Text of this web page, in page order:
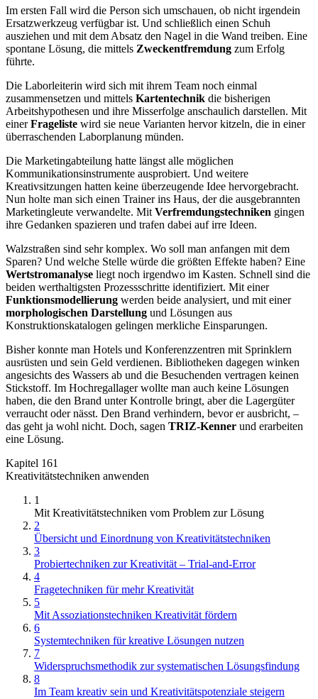
Im ersten Fall wird die Person sich umschauen, ob nicht irgendein
Ersatzwerkzeug verfügbar ist. Und schließlich einen Schuh
ausziehen und mit dem Absatz den Nagel in die Wand treiben. Eine
spontane Lösung, die mittels Zweckentfremdung zum Erfolg
führte.
Die Laborleiterin wird sich mit ihrem Team noch einmal
zusammensetzen und mittels Kartentechnik die bisherigen
Arbeitshypothesen und ihre Misserfolge anschaulich darstellen. Mit
einerFrageliste wird sie neue Varianten hervor kitzeln, die in einer
überraschenden Laborplanung münden.
Die Marketingabteilung hatte längst alle möglichen
Kommunikationsinstrumente ausprobiert. Und weitere
Kreativsitzungen hatten keine überzeugende Idee hervorgebracht.
Nun holte man sich einen Trainer ins Haus, der die ausgebrannten
Marketingleute verwandelte. MitVerfremdungstechniken gingen
ihre Gedanken spazieren und trafen dabei auf irre Ideen.
Walzstraßen sind sehr komplex. Wo soll man anfangen mit dem
Sparen? Und welche Stelle würde die größten Effekte haben? Eine
Wertstromanalyse liegt noch irgendwo im Kasten. Schnell sind die
beiden werthaltigsten Prozessschritte identifiziert. Mit einer
Funktionsmodellierung werden beide analysiert, und mit einer
morphologischen Darstellung und Lösungen aus
Konstruktionskatalogen gelingen merkliche Einsparungen.
Bisher konnte man Hotels und Konferenzzentren mit Sprinklern
ausrüsten und sein Geld verdienen. Bibliotheken dagegen winken
angesichts des Wassers ab und die Besuchenden vertragen keinen
Stickstoff. Im Hochregallager wollte man auch keine Lösungen
haben, die den Brand unter Kontrolle bringt, aber die Lagergüter
verraucht oder nässt. Den Brand verhindern, bevor er ausbricht, –
das geht ja wohl nicht. Doch, sagen TRIZ-Kenner und erarbeiten
eine Lösung.
Kapitel 161
Kreativitätstechniken anwenden
1
Mit Kreativitätstechniken vom Problem zur Lösung
2
Übersicht und Einordnung von Kreativitätstechniken
3
Probiertechniken zur Kreativität – Trial-and-Error
4
Fragetechniken für mehr Kreativität
5
Mit Assoziationstechniken Kreativität fördern
6
Systemtechniken für kreative Lösungen nutzen
7
Widerspruchsmethodik zur systematischen Lösungsfindung
8
Im Team kreativ sein und Kreativitätspotenziale steigern